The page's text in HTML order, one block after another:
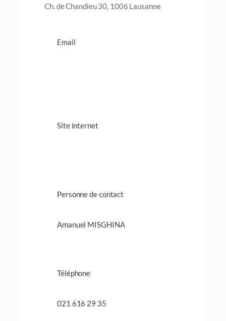
Ch. de Chandieu 30, 1006 Lausanne
Email
Site internet
Personne de contact
Amanuel MISGHINA
Téléphone
021 616 29 35